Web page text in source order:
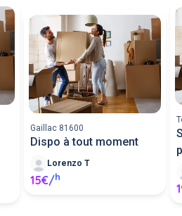
Gaillac 81600
Dispo à tout moment
Lorenzo T
15€/h